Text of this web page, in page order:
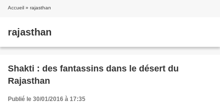
Accueil » rajasthan
rajasthan
Shakti : des fantassins dans le désert du
Rajasthan
Publié le 30/01/2016 à 17:35